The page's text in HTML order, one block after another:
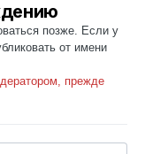
позже. Если у
от имени
прежде